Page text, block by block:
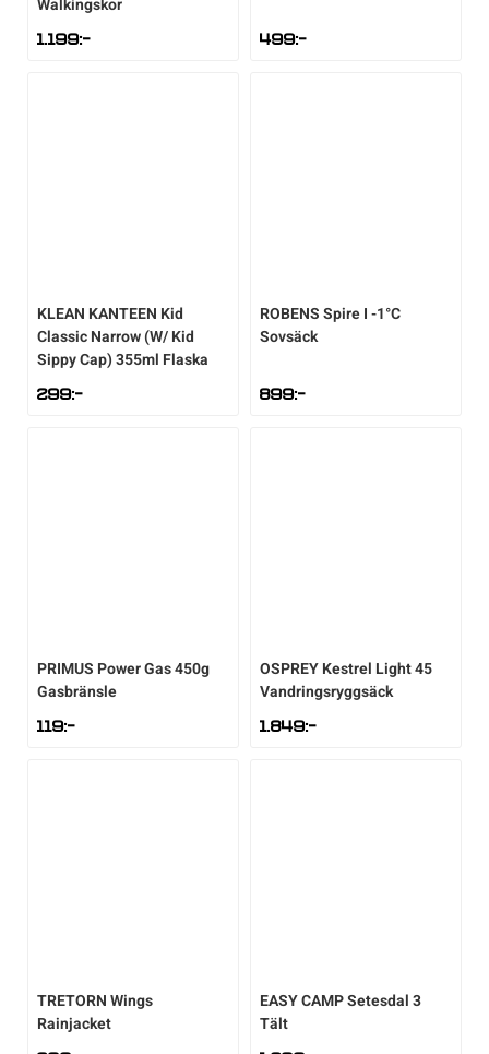
Walkingskor
1.199:- 499:-
KLEAN KANTEEN Kid
Classic Narrow (W/ Kid
Sippy Cap) 355ml Flaska
299:-
ROBENSSpire I -1°C
Sovsäck
899:-
PRIMUS Power Gas 450g
Gasbränsle
119:-
OSPREYKestrel Light 45
Vandringsryggsäck
1.849:-
TRETORNWings
Rainjacket
EASY CAMPSetesdal 3
Tält